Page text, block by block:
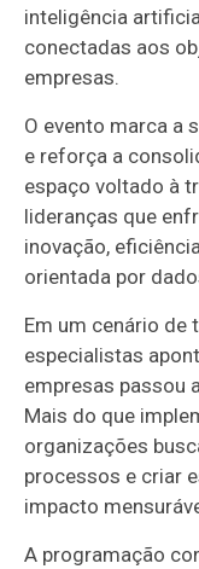
inteligência
conectadas aos
empresas.
O evento marca a
e reforça a
espaço voltado à
lideranças que
inovação,
orientada por
Em um cenário de
especialistas
empresas passou
Mais do que
organizações
processos e criar
impacto
A programação